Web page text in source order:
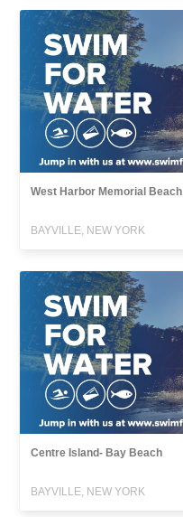
West Harbor Memorial Beach
BAYVILLE, NEW YORK
Centre Island- Bay Beach
BAYVILLE, NEW YORK